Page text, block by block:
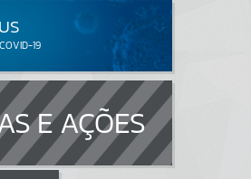
E AÇÕES